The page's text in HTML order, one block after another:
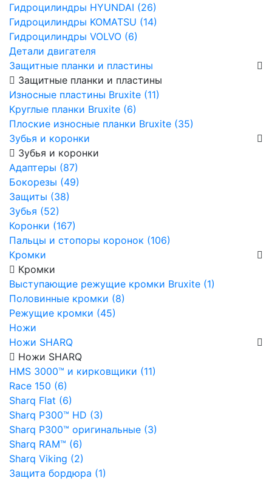
Гидроцилиндры HYUNDAI (26)
Гидроцилиндры KOMATSU (14)
Гидроцилиндры VOLVO (6)
Детали двигателя
Защитные планки и пластины
Защитные планки и пластины
Износные пластины Bruxite (11)
Круглые планки Bruxite (6)
Плоские износные планки Bruxite (35)
Зубья и коронки
Зубья и коронки
Адаптеры (87)
Бокорезы (49)
Защиты (38)
Зубья (52)
Коронки (167)
Пальцы и стопоры коронок (106)
Кромки
Кромки
Выступающие режущие кромки Bruxite (1)
Половинные кромки (8)
Режущие кромки (45)
Ножи
Ножи SHARQ
Ножи SHARQ
HMS 3000™ и кирковщики (11)
Race 150 (6)
Sharq Flat (6)
Sharq P300™ HD (3)
Sharq P300™ оригинальные (3)
Sharq RAM™ (6)
Sharq Viking (2)
Защита бордюра (1)